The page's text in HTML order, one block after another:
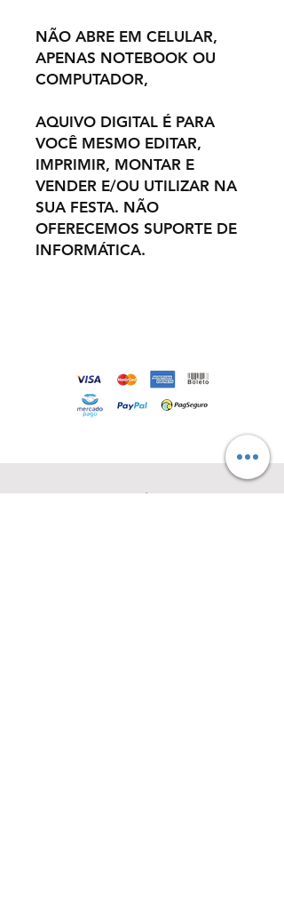
NÃO ABRE EM CELULAR,
APENAS NOTEBOOK OU
COMPUTADOR,
AQUIVO DIGITAL É PARA
VOCÊ MESMO EDITAR,
IMPRIMIR, MONTAR E
VENDER E/OU UTILIZAR NA
SUA FESTA. NÃO
OFERECEMOS SUPORTE DE
INFORMÁTICA.
Loja